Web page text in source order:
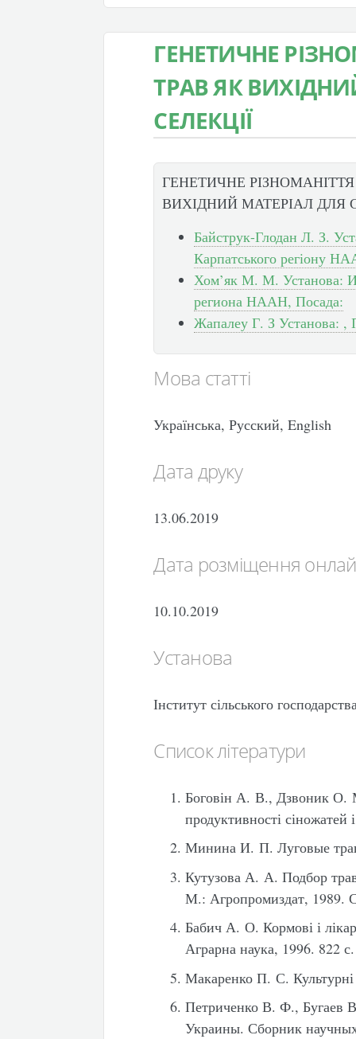
ГЕНЕТИЧНЕ
ТРАВ ЯК
СЕЛЕКЦІЇ
ГЕНЕТИЧНЕ
ВИХІДНИЙ МАТЕРІАЛ ДЛЯ
Байструк-Глодан Л. З.
Карпатського регіону
Хом’як М. М. Установа:
региона НААН, Посада:
Жапалеу Г. З Установа: ,
Мова статті
Українська, Русский, English
Дата друку
13.06.2019
Дата розміщення
10.10.2019
Установа
Інститут сільського
Список літератури
Боговін А. В., Дзвоник
продуктивності
Минина И. П. Луговые
Кутузова А. А. Подбор
М.: Агропромиздат, 1989.
Бабич А. О. Кормові і
Аграрна наука, 1996. 822 с.
Макаренко П. С.
Петриченко В. Ф., Бугаев
Украины. Сборник